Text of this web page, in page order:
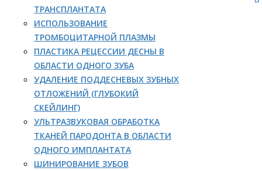
ТРАНСПЛАНТАТА
ИСПОЛЬЗОВАНИЕ
ТРОМБОЦИТАРНОЙ ПЛАЗМЫ
ПЛАСТИКА РЕЦЕССИИ ДЕСНЫ В
ОБЛАСТИ ОДНОГО ЗУБА
УДАЛЕНИЕ ПОДДЕСНЕВЫХ ЗУБНЫХ
ОТЛОЖЕНИЙ (ГЛУБОКИЙ
СКЕЙЛИНГ)
УЛЬТРАЗВУКОВАЯ ОБРАБОТКА
ТКАНЕЙ ПАРОДОНТА В ОБЛАСТИ
ОДНОГО ИМПЛАНТАТА
ШИНИРОВАНИЕ ЗУБОВ